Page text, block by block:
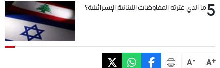
A+
A-
5ما الذي غيّرته المفاوضات اللبنانية الإسرائيلية؟